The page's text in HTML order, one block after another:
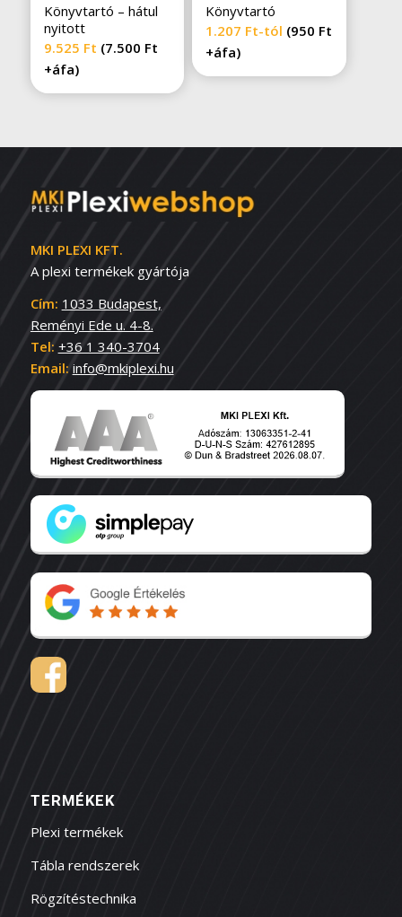
Könyvtartó – hátul
nyitott
9.525 Ft (7.500 Ft
+áfa)
Könyvtartó
1.207 Ft-tól (950 Ft
+áfa)
MKI PLEXI KFT.
A plexi termékek gyártója
Cím: 1033 Budapest,
Reményi Ede u. 4-8.
Tel: +36 1 340-3704
Email: info@mkiplexi.hu
TERMÉKEK
Plexi termékek
Tábla rendszerek
Rögzítéstechnika